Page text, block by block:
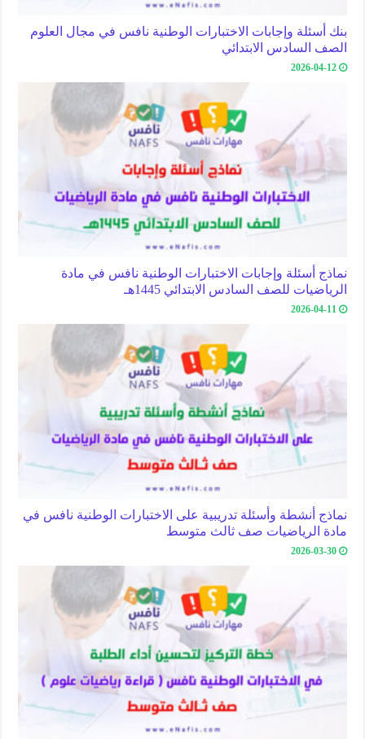
بنك أسئلة وإجابات الاختبارات الوطنية نافس في مجال العلوم
الصف السادس الابتدائي
2026-04-12
نماذج أسئلة وإجابات الاختبارات الوطنية نافس في مادة
الرياضيات للصف السادس الابتدائي 1445هـ
2026-04-11
نماذج أنشطة وأسئلة تدريبية على الاختبارات الوطنية نافس في
مادة الرياضيات صف ثالث متوسط
2026-03-30